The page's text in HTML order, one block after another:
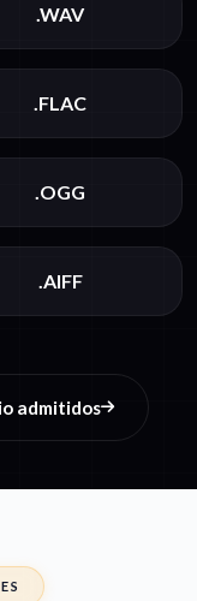
.WAV
.FLAC
.OGG
.AIFF
admitidos